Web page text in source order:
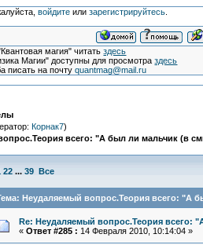
войдитеили зарегистрируйтесь.
магия" читатьздесь
Магии" доступны для просмотраздесь
писать на почтуquantmag@mail.ru
Корнак7)
всего: "А был ли мальчик (в
22 ... 39 Все
Неудаляемый вопрос.Теория всего: "А
Re: Неудаляемый вопрос.Теория всего:
« Ответ #285 : 14 Февраля 2010, 10:14:04 »